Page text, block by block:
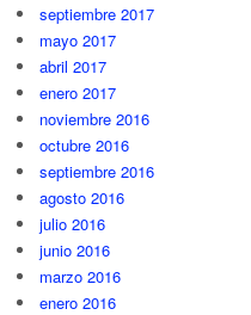
septiembre 2017
mayo 2017
abril 2017
enero 2017
noviembre 2016
octubre 2016
septiembre 2016
agosto 2016
julio 2016
junio 2016
marzo 2016
enero 2016